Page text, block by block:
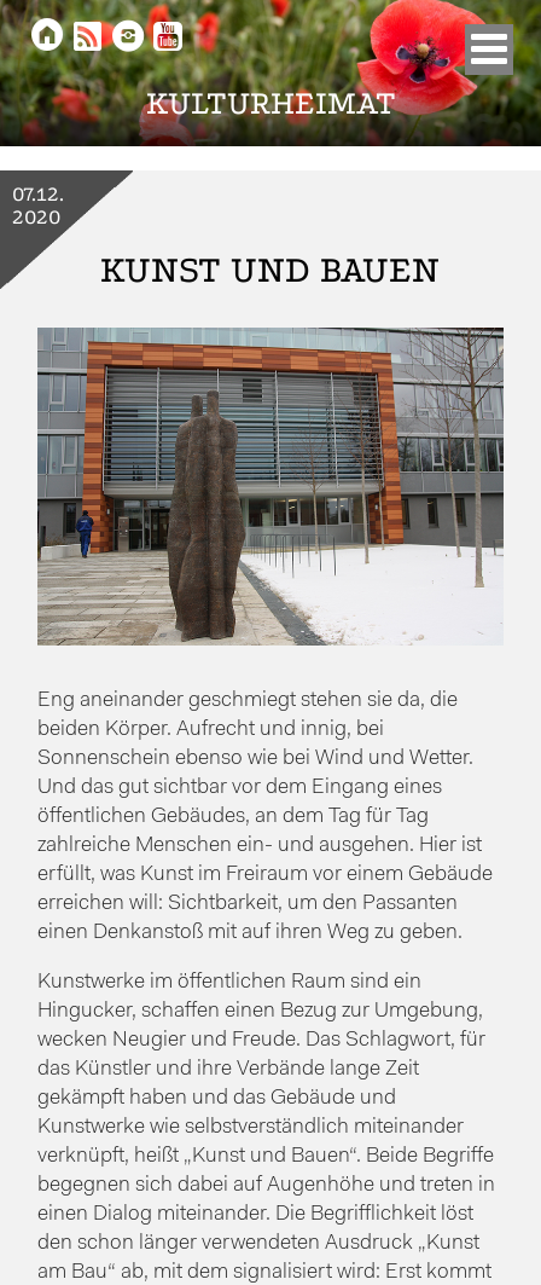
KULTURHEIMAT
    
KUNST UND BAUEN
07.12.
2020
Eng aneinander geschmiegt stehen sie da, die
beiden Körper. Aufrecht und innig, bei
Sonnenschein ebenso wie bei Wind und Wetter.
Und das gut sichtbar vor dem Eingang eines
öffentlichen Gebäudes, an dem Tag für Tag
zahlreiche Menschen ein- und ausgehen. Hier ist
erfüllt, was Kunst im Freiraum vor einem Gebäude
erreichen will: Sichtbarkeit, um den Passanten
einen Denkanstoß mit auf ihren Weg zu geben.
Kunstwerke im öffentlichen Raum sind ein
Hingucker, schaffen einen Bezug zur Umgebung,
wecken Neugier und Freude. Das Schlagwort, für
das Künstler und ihre Verbände lange Zeit
gekämpft haben und das Gebäude und
Kunstwerke wie selbstverständlich miteinander
verknüpft, heißt „Kunst und Bauen“. Beide Begriffe
begegnen sich dabei auf Augenhöhe und treten in
einen Dialog miteinander. Die Begrifflichkeit löst
den schon länger verwendeten Ausdruck „Kunst
am Bau“ ab, mit dem signalisiert wird: Erst kommt